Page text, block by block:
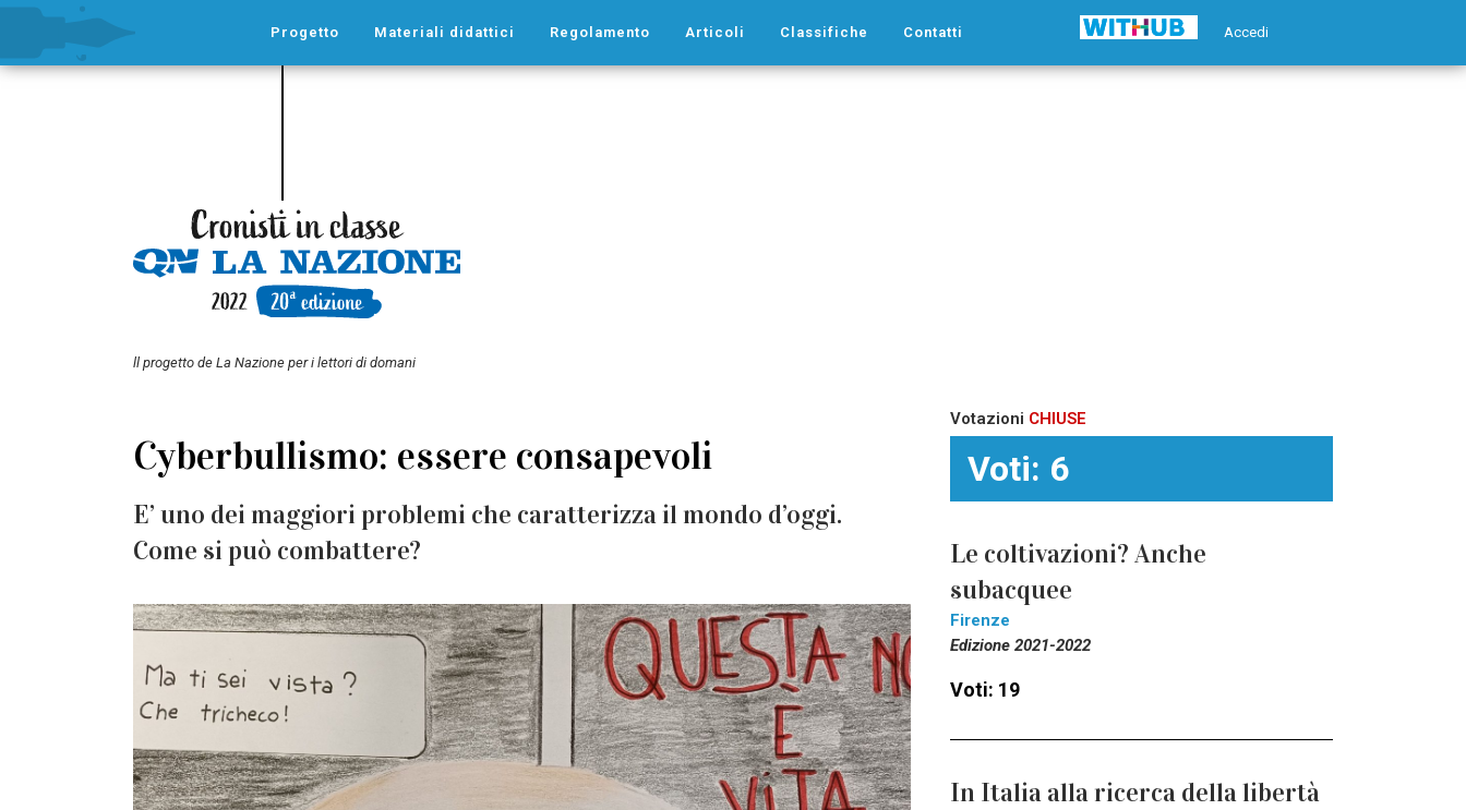
Accedi
Progetto Materiali didattici Regolamento Articoli Classifiche Contatti
ll progetto de La Nazione per i lettori di domani
Cyberbullismo: essere consapevoli
E’ uno dei maggiori problemi che caratterizza il mondo d’oggi.
Come si può combattere?
Votazioni CHIUSE
Voti: 6
Le coltivazioni? Anche
subacquee
Firenze
Edizione 2021-2022
Voti: 19
In Italia alla ricerca della libertà